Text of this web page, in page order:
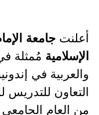
أعلنت جامعة
الإسلامية مُمثلة
والعربية في
التعاون